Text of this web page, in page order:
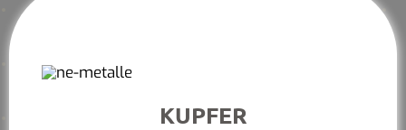
KUPFER